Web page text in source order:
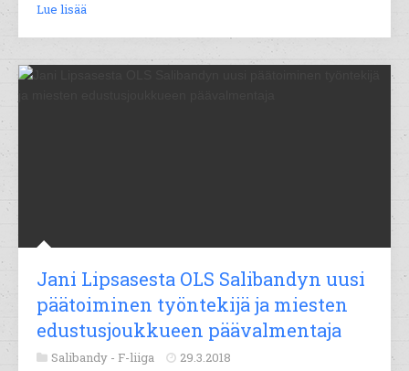
Lue lisää
Jani Lipsasesta OLS Salibandyn uusi
päätoiminen työntekijä ja miesten
edustusjoukkueen päävalmentaja
Salibandy - F-liiga 29.3.2018